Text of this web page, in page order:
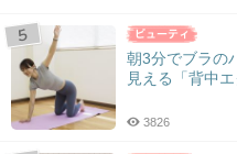
朝3分でブラの
見える「背中エ
3826